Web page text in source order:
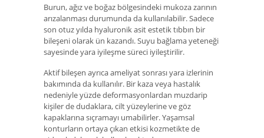
Burun, ağız ve boğaz bölgesindeki mukoza zarının
arızalanması durumunda da kullanılabilir. Sadece
son otuz yılda hyaluronik asit estetik tıbbın bir
bileşeni olarak ün kazandı. Suyu bağlama yeteneği
sayesinde yara iyileşme süreci iyileştirilir.
Aktif bileşen ayrıca ameliyat sonrası yara izlerinin
bakımında da kullanılır. Bir kaza veya hastalık
nedeniyle yüzde deformasyonlardan muzdarip
kişiler de dudaklara, cilt yüzeylerine ve göz
kapaklarına sıçramayı umabilirler. Yaşamsal
konturların ortaya çıkan etkisi kozmetikte de